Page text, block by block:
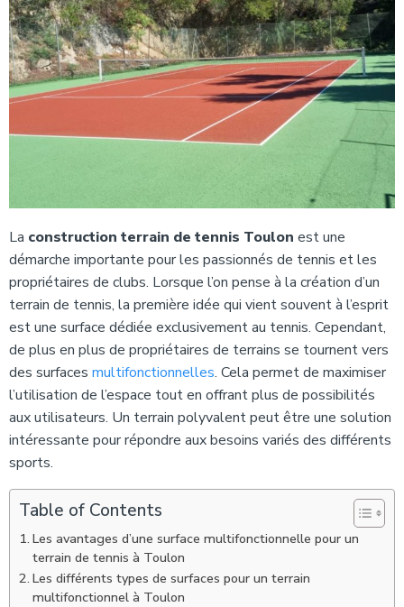
La construction terrain de tennis Toulon est une
démarche importante pour les passionnés de tennis et les
propriétaires de clubs. Lorsque l’on pense à la création d’un
terrain de tennis, la première idée qui vient souvent à l’esprit
est une surface dédiée exclusivement au tennis. Cependant,
de plus en plus de propriétaires de terrains se tournent vers
des surfaces multifonctionnelles. Cela permet de maximiser
l’utilisation de l’espace tout en offrant plus de possibilités
aux utilisateurs. Un terrain polyvalent peut être une solution
intéressante pour répondre aux besoins variés des différents
sports.
Table of Contents
Les avantages d’une surface multifonctionnelle pour un
terrain de tennis à Toulon
Les différents types de surfaces pour un terrain
multifonctionnel à Toulon